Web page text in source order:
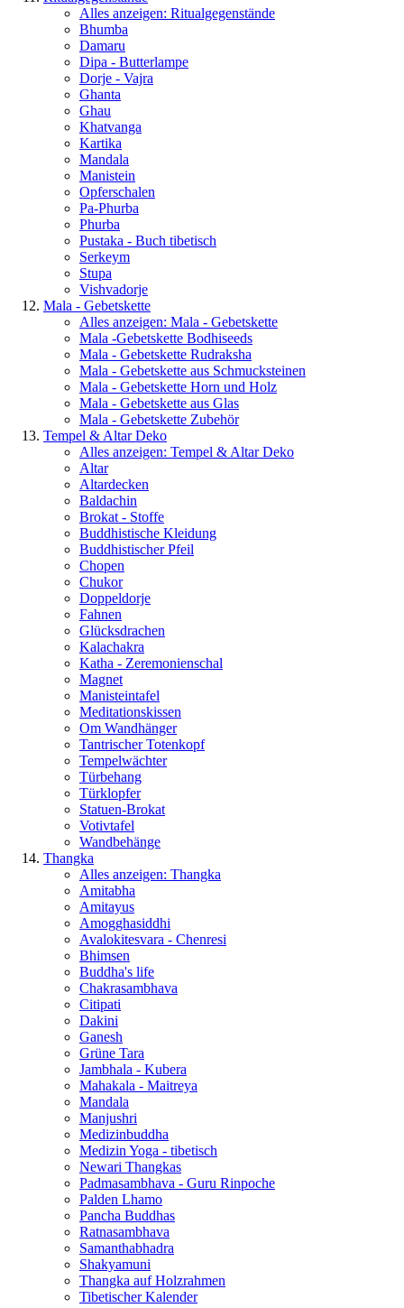
Alles anzeigen: Ritualgegenstände
Bhumba
Damaru
Dipa - Butterlampe
Dorje - Vajra
Ghanta
Ghau
Khatvanga
Kartika
Mandala
Manistein
Opferschalen
Pa-Phurba
Phurba
Pustaka - Buch tibetisch
Serkeym
Stupa
Vishvadorje
Mala - Gebetskette
Alles anzeigen: Mala - Gebetskette
Mala -Gebetskette Bodhiseeds
Mala - Gebetskette Rudraksha
Mala - Gebetskette aus Schmucksteinen
Mala - Gebetskette Horn und Holz
Mala - Gebetskette aus Glas
Mala - Gebetskette Zubehör
Tempel & Altar Deko
Alles anzeigen: Tempel & Altar Deko
Altar
Altardecken
Baldachin
Brokat - Stoffe
Buddhistische Kleidung
Buddhistischer Pfeil
Chopen
Chukor
Doppeldorje
Fahnen
Glücksdrachen
Kalachakra
Katha - Zeremonienschal
Magnet
Manisteintafel
Meditationskissen
Om Wandhänger
Tantrischer Totenkopf
Tempelwächter
Türbehang
Türklopfer
Statuen-Brokat
Votivtafel
Wandbehänge
Thangka
Alles anzeigen: Thangka
Amitabha
Amitayus
Amogghasiddhi
Avalokitesvara - Chenresi
Bhimsen
Buddha's life
Chakrasambhava
Citipati
Dakini
Ganesh
Grüne Tara
Jambhala - Kubera
Mahakala - Maitreya
Mandala
Manjushri
Medizinbuddha
Medizin Yoga - tibetisch
Newari Thangkas
Padmasambhava - Guru Rinpoche
Palden Lhamo
Pancha Buddhas
Ratnasambhava
Samanthabhadra
Shakyamuni
Thangka auf Holzrahmen
Tibetischer Kalender